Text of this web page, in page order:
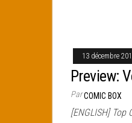
13 décembre
Preview:
ParCOMIC BOX
[ENGLISH] Top